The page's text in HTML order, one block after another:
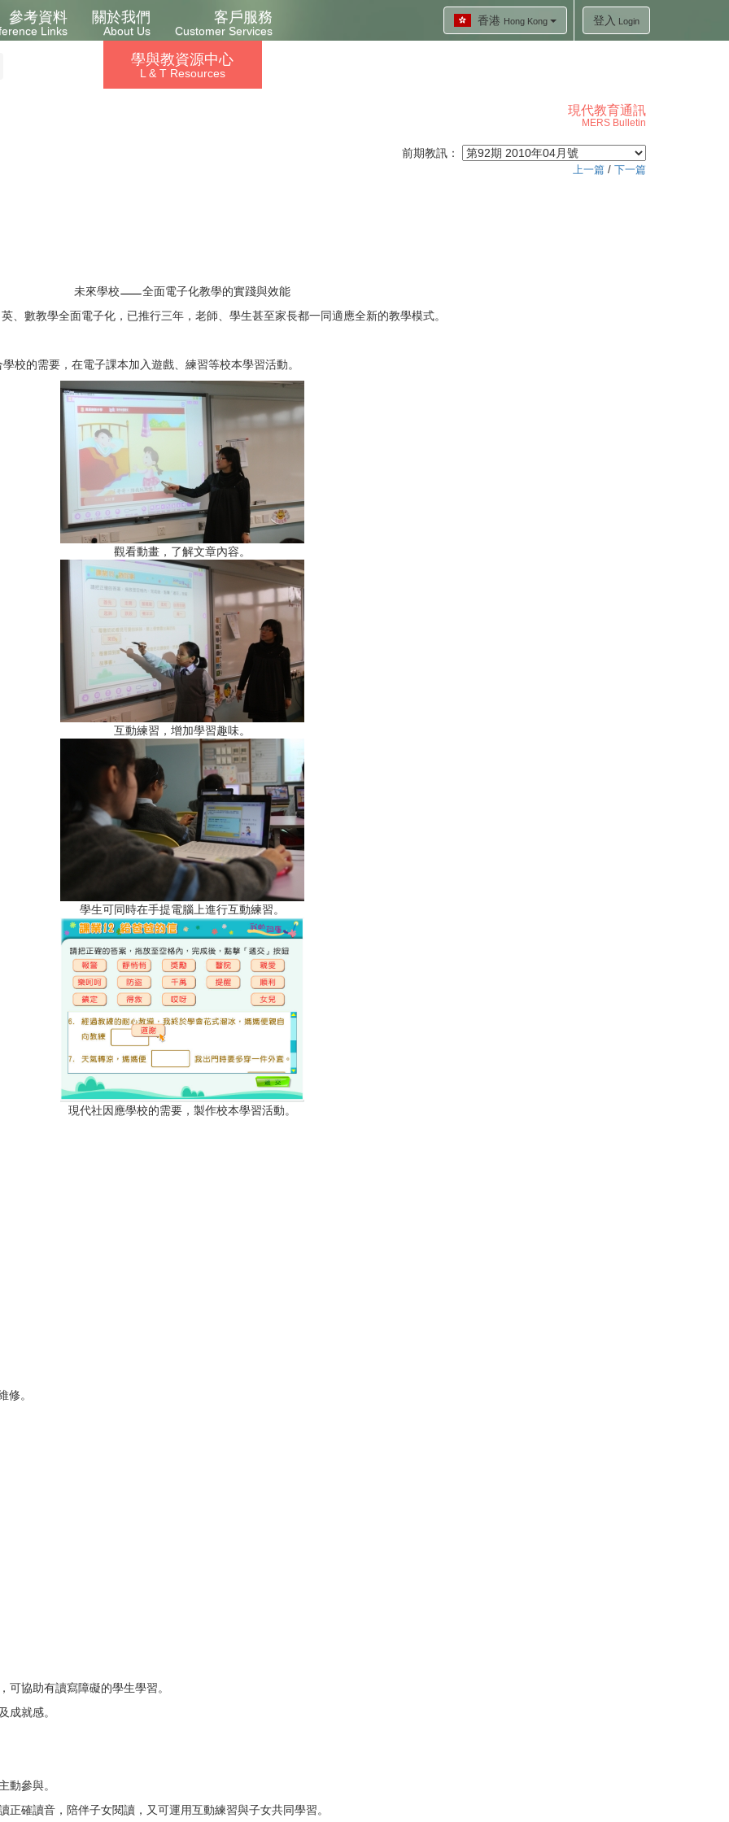
香港 Hong Kong 登入 Login
參考資料
Links
關於我們
About Us
客戶服務
Customer Services
學與教資源中心
L & T Resources
現代教育通訊
MERS Bulletin
前期教訊：
上一篇 / 下一篇
未來學校
全面電子化教學的實踐與效能
、數教學全面電子化，已推行三年，老師、學生甚至家長都一同適應全新的教學模式。
校的需要，在電子課本加入遊戲、練習等校本學習活動。
觀看動畫，了解文章內容。
互動練習，增加學習趣味。
學生可同時在手提電腦上進行互動練習。
現代社因應學校的需要，製作校本學習活動。
修。
可協助有讀寫障礙的學生學習。
成就感。
動參與。
確讀音，陪伴子女閱讀，又可運用互動練習與子女共同學習。